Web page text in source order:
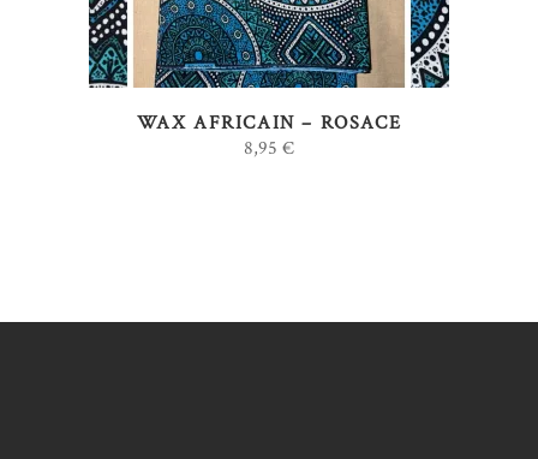
variations.
Les
options
peuvent
du
WAX AFRICAIN – ROSACE
8,95 €